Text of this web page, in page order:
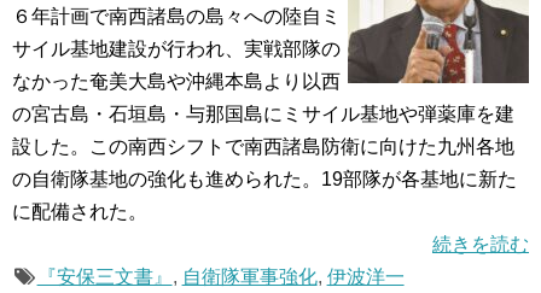
６年計画で南西諸島の島々への陸自ミ
サイル基地建設が行われ、実戦部隊の
なかった奄美大島や沖縄本島より以西
の宮古島・石垣島・与那国島にミサイル基地や弾薬庫を建
設した。この南西シフトで南西諸島防衛に向けた九州各地
の自衛隊基地の強化も進められた。19部隊が各基地に新た
に配備された。
続きを読む
『安保三文書』 , 自衛隊軍事強化, 伊波洋一